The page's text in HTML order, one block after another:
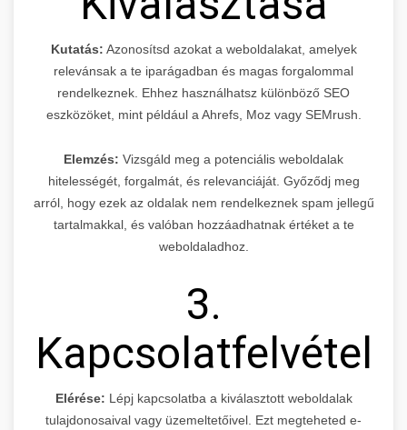
Kutatás: Azonosítsd azokat a weboldalakat, amelyek
relevánsak a te iparágadban és magas forgalommal
rendelkeznek. Ehhez használhatsz különböző SEO
eszközöket, mint például a Ahrefs, Moz vagy SEMrush.
Elemzés: Vizsgáld meg a potenciális weboldalak
hitelességét, forgalmát, és relevanciáját. Győződj meg
arról, hogy ezek az oldalak nem rendelkeznek spam jellegű
tartalmakkal, és valóban hozzáadhatnak értéket a te
weboldaladhoz.
3.
Kapcsolatfelvétel
Elérése: Lépj kapcsolatba a kiválasztott weboldalak
tulajdonosaival vagy üzemeltetőivel. Ezt megteheted e-